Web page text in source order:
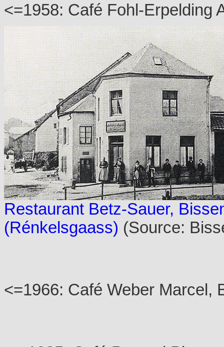
<=1958: Café Fohl-Erpelding
Restaurant Betz-Sauer,
(Rénkelsgaass) (Source:
<=1966: Café Weber Marcel,